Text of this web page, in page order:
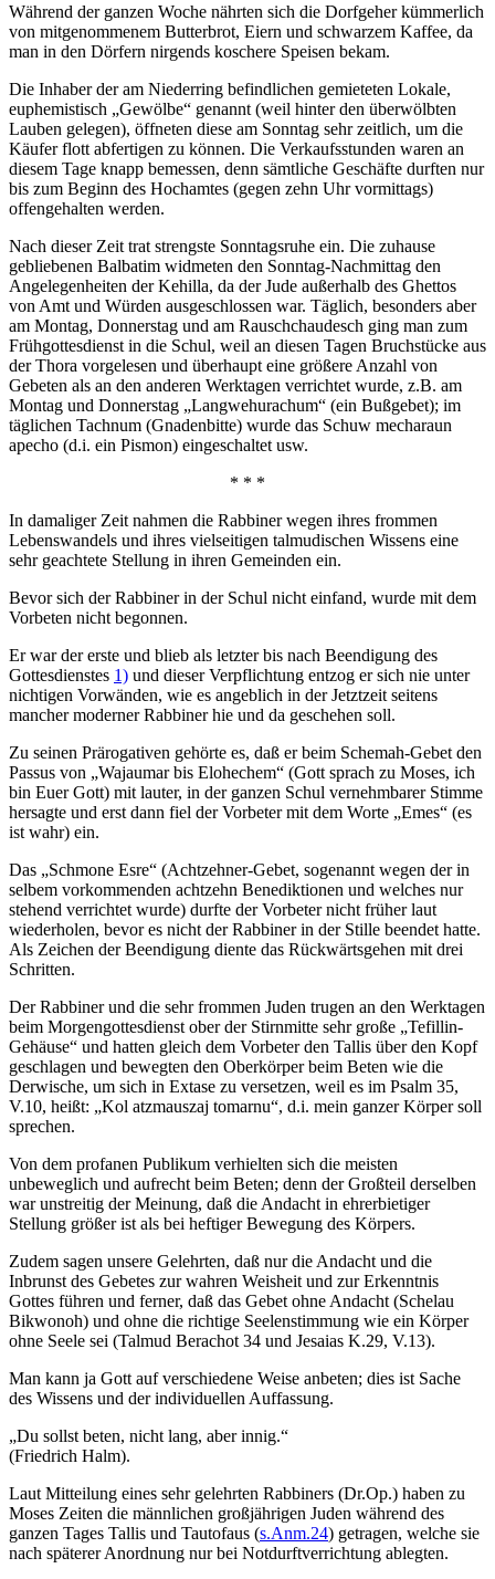
Während der ganzen Woche nährten sich die Dorfgeher kümmerlich
von mitgenommenem Butterbrot, Eiern und schwarzem Kaffee, da
man in den Dörfern nirgends koschere Speisen bekam.
Die Inhaber der am Niederring befindlichen gemieteten Lokale,
euphemistisch „Gewölbe“ genannt (weil hinter den überwölbten
Lauben gelegen), öffneten diese am Sonntag sehr zeitlich, um die
Käufer flott abfertigen zu können. Die Verkaufsstunden waren an
diesem Tage knapp bemessen, denn sämtliche Geschäfte durften nur
bis zum Beginn des Hochamtes (gegen zehn Uhr vormittags)
offengehalten werden.
Nach dieser Zeit trat strengste Sonntagsruhe ein. Die zuhause
gebliebenen Balbatim widmeten den Sonntag-Nachmittag den
Angelegenheiten der Kehilla, da der Jude außerhalb des Ghettos
von Amt und Würden ausgeschlossen war. Täglich, besonders aber
am Montag, Donnerstag und am Rauschchaudesch ging man zum
Frühgottesdienst in die Schul, weil an diesen Tagen Bruchstücke aus
der Thora vorgelesen und überhaupt eine größere Anzahl von
Gebeten als an den anderen Werktagen verrichtet wurde, z.B. am
Montag und Donnerstag „Langwehurachum“ (ein Bußgebet); im
täglichen Tachnum (Gnadenbitte) wurde das Schuw mecharaun
apecho (d.i. ein Pismon) eingeschaltet usw.
* * *
In damaliger Zeit nahmen die Rabbiner wegen ihres frommen
Lebenswandels und ihres vielseitigen talmudischen Wissens eine
sehr geachtete Stellung in ihren Gemeinden ein.
Bevor sich der Rabbiner in der Schul nicht einfand, wurde mit dem
Vorbeten nicht begonnen.
Er war der erste und blieb als letzter bis nach Beendigung des
Gottesdienstes 1) und dieser Verpflichtung entzog er sich nie unter
nichtigen Vorwänden, wie es angeblich in der Jetztzeit seitens
mancher moderner Rabbiner hie und da geschehen soll.
Zu seinen Prärogativen gehörte es, daß er beim Schemah-Gebet den
Passus von „Wajaumar bis Elohechem“ (Gott sprach zu Moses, ich
bin Euer Gott) mit lauter, in der ganzen Schul vernehmbarer Stimme
hersagte und erst dann fiel der Vorbeter mit dem Worte „Emes“ (es
ist wahr) ein.
Das „Schmone Esre“ (Achtzehner-Gebet, sogenannt wegen der in
selbem vorkommenden achtzehn Benediktionen und welches nur
stehend verrichtet wurde) durfte der Vorbeter nicht früher laut
wiederholen, bevor es nicht der Rabbiner in der Stille beendet hatte.
Als Zeichen der Beendigung diente das Rückwärtsgehen mit drei
Schritten.
Der Rabbiner und die sehr frommen Juden trugen an den Werktagen
beim Morgengottesdienst ober der Stirnmitte sehr große „Tefillin-
Gehäuse“ und hatten gleich dem Vorbeter den Tallis über den Kopf
geschlagen und bewegten den Oberkörper beim Beten wie die
Derwische, um sich in Extase zu versetzen, weil es im Psalm 35,
V.10, heißt: „Kol atzmauszaj tomarnu“, d.i. mein ganzer Körper soll
sprechen.
Von dem profanen Publikum verhielten sich die meisten
unbeweglich und aufrecht beim Beten; denn der Großteil derselben
war unstreitig der Meinung, daß die Andacht in ehrerbietiger
Stellung größer ist als bei heftiger Bewegung des Körpers.
Zudem sagen unsere Gelehrten, daß nur die Andacht und die
Inbrunst des Gebetes zur wahren Weisheit und zur Erkenntnis
Gottes führen und ferner, daß das Gebet ohne Andacht (Schelau
Bikwonoh) und ohne die richtige Seelenstimmung wie ein Körper
ohne Seele sei (Talmud Berachot 34 und Jesaias K.29, V.13).
Man kann ja Gott auf verschiedene Weise anbeten; dies ist Sache
des Wissens und der individuellen Auffassung.
„Du sollst beten, nicht lang, aber innig.“
(Friedrich Halm).
Laut Mitteilung eines sehr gelehrten Rabbiners (Dr.Op.) haben zu
Moses Zeiten die männlichen großjährigen Juden während des
ganzen Tages Tallis und Tautofaus (s.Anm.24) getragen, welche sie
nach späterer Anordnung nur bei Notdurftverrichtung ablegten.